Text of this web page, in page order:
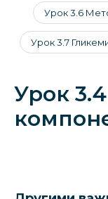
Урок 3.6
Урок 3.7
Урок